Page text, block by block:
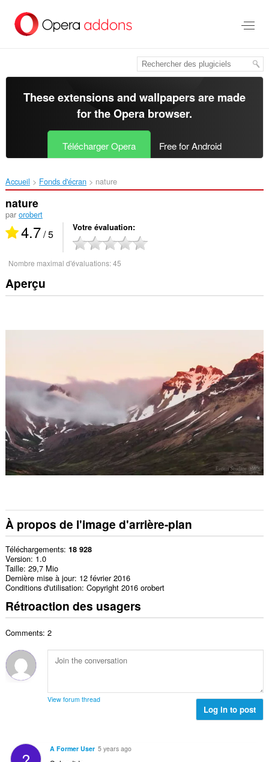
contenu
These extensions and wallpapers are made
for theOpera browser.
Télécharger Opera Free for Android
Accueil Fonds d'écran nature‎
nature
par orobert
4.7/ 5 Votre évaluation
Nombre maximal d'évaluations:45
Aperçu
À propos de l'image d'arrière-plan
Téléchargements 18 928
Version 1.0
Taille 29,7 Mio
Dernière mise à jour 12 février 2016
Conditions d'utilisation Copyright 2016 orobert
Rétroaction des usagers
Comments: 2
View forum thread
Log in to post
A Former User 5 years ago